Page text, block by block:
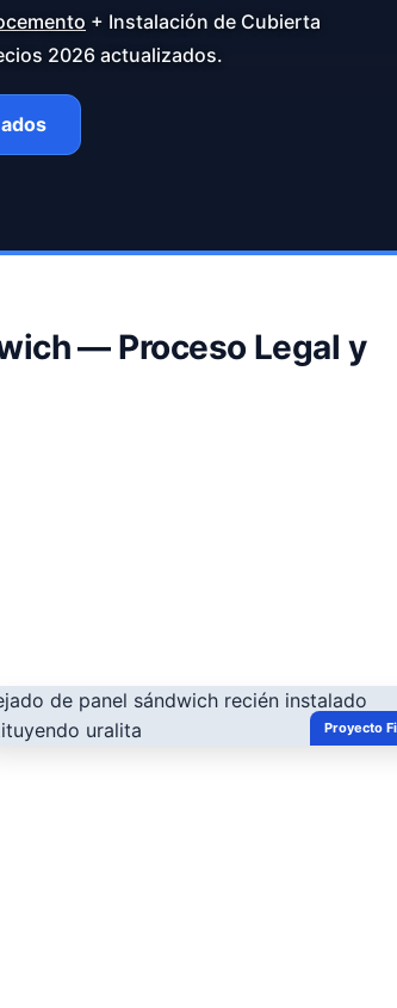
+ Instalación de Cubierta
2026 actualizados.
— Proceso Legal y
Proyecto